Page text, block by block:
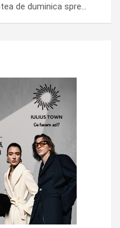
de duminica spre…